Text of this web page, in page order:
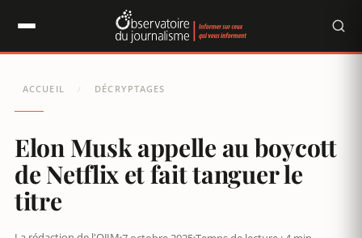
ACCUEIL / DÉCRYPTAGES
Elon Musk appelle au boycott
de Netflix et fait tanguer le
titre
Panneau de gestion des cookies